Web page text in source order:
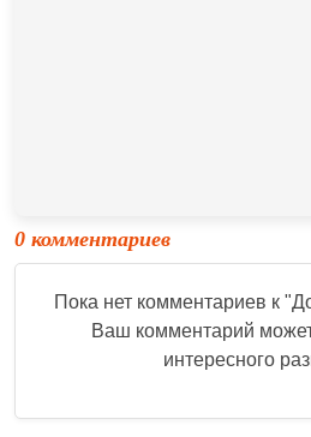
0 комментариев
Пока нет комментариев к "
Ваш комментарий
интересного